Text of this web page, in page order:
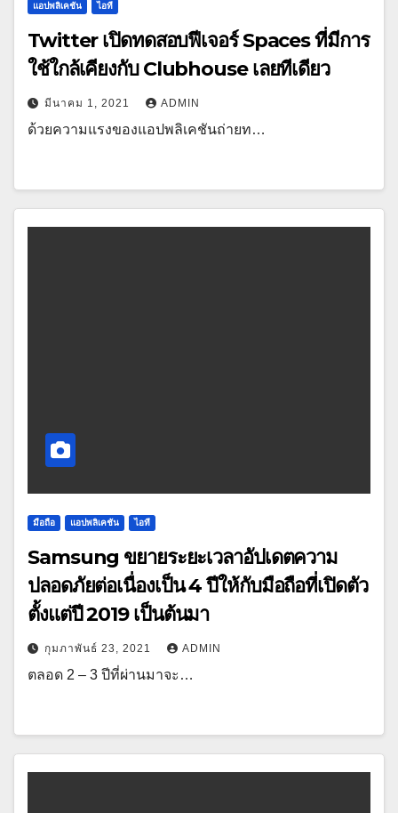
แอปพลิเคชัน ไอที
Twitter เปิดทดสอบฟีเจอร์ Spaces ที่มีการ
ใช้ใกล้เคียงกับ Clubhouse เลยทีเดียว
มีนาคม 1, 2021 ADMIN
ด้วยความแรงของแอปพลิเคชันถ่ายท…
มือถือ แอปพลิเคชัน ไอที
Samsung ขยายระยะเวลาอัปเดตความ
ปลอดภัยต่อเนื่องเป็น 4 ปีให้กับมือถือที่เปิดตัว
ตั้งแต่ปี 2019 เป็นต้นมา
กุมภาพันธ์ 23, 2021 ADMIN
ตลอด 2 – 3 ปีที่ผ่านมาจะ…